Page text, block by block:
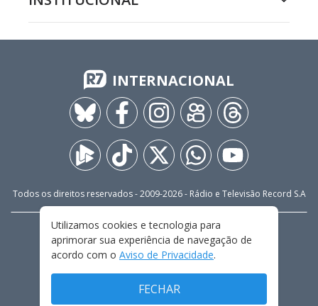
INTERNACIONAL
Todos os direitos reservados - 2009-2026- Rádio e Televisão Record S.A
FALE CONOSCO
PRIVACIDADE
TERMOS E CONDIÇÕES DE USO
Utilizamos cookies e tecnologia para
aprimorar sua experiência de navegação de
acordo com o Aviso de Privacidade.
FECHAR